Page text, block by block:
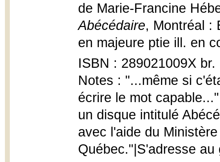
de Marie-Francine
Abécédaire, Montréal :
en majeure ptie ill. en
ISBN : 289021009X br.
Notes : "...même si
écrire le mot
un disque intitulé
avec l'aide du
Québec."|S'adresse